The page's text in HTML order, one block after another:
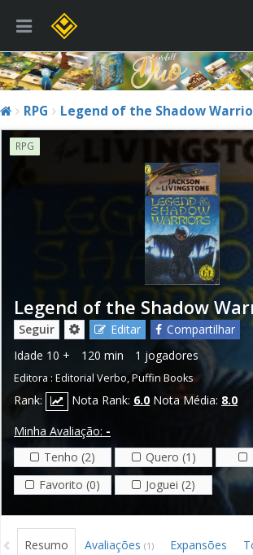
RPG Legend of the Shadow
RPG
Legend of the Shadow
Seguir Editar
Compartilhar
Idade 10 + 120 min 1 jogadores
Editora : Editorial Verbo,Puffin Books
Rank: Nota Rank: 6.0 Nota Média: 8.0
Minha Avaliação: -
Tenho (2)
Quero (1)
Favorito (0)
Joguei (2)
Resumo Avaliações (1) Expansões